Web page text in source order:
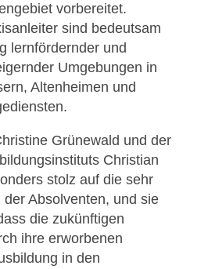
vorbereitet.
sind bedeutsam
lernfördernder und
Umgebungen in
Altenheimen und
Grünewald und der
Christian
stolz auf die sehr
Absolventen, und sie
die zukünftigen
ihre erworbenen
in den